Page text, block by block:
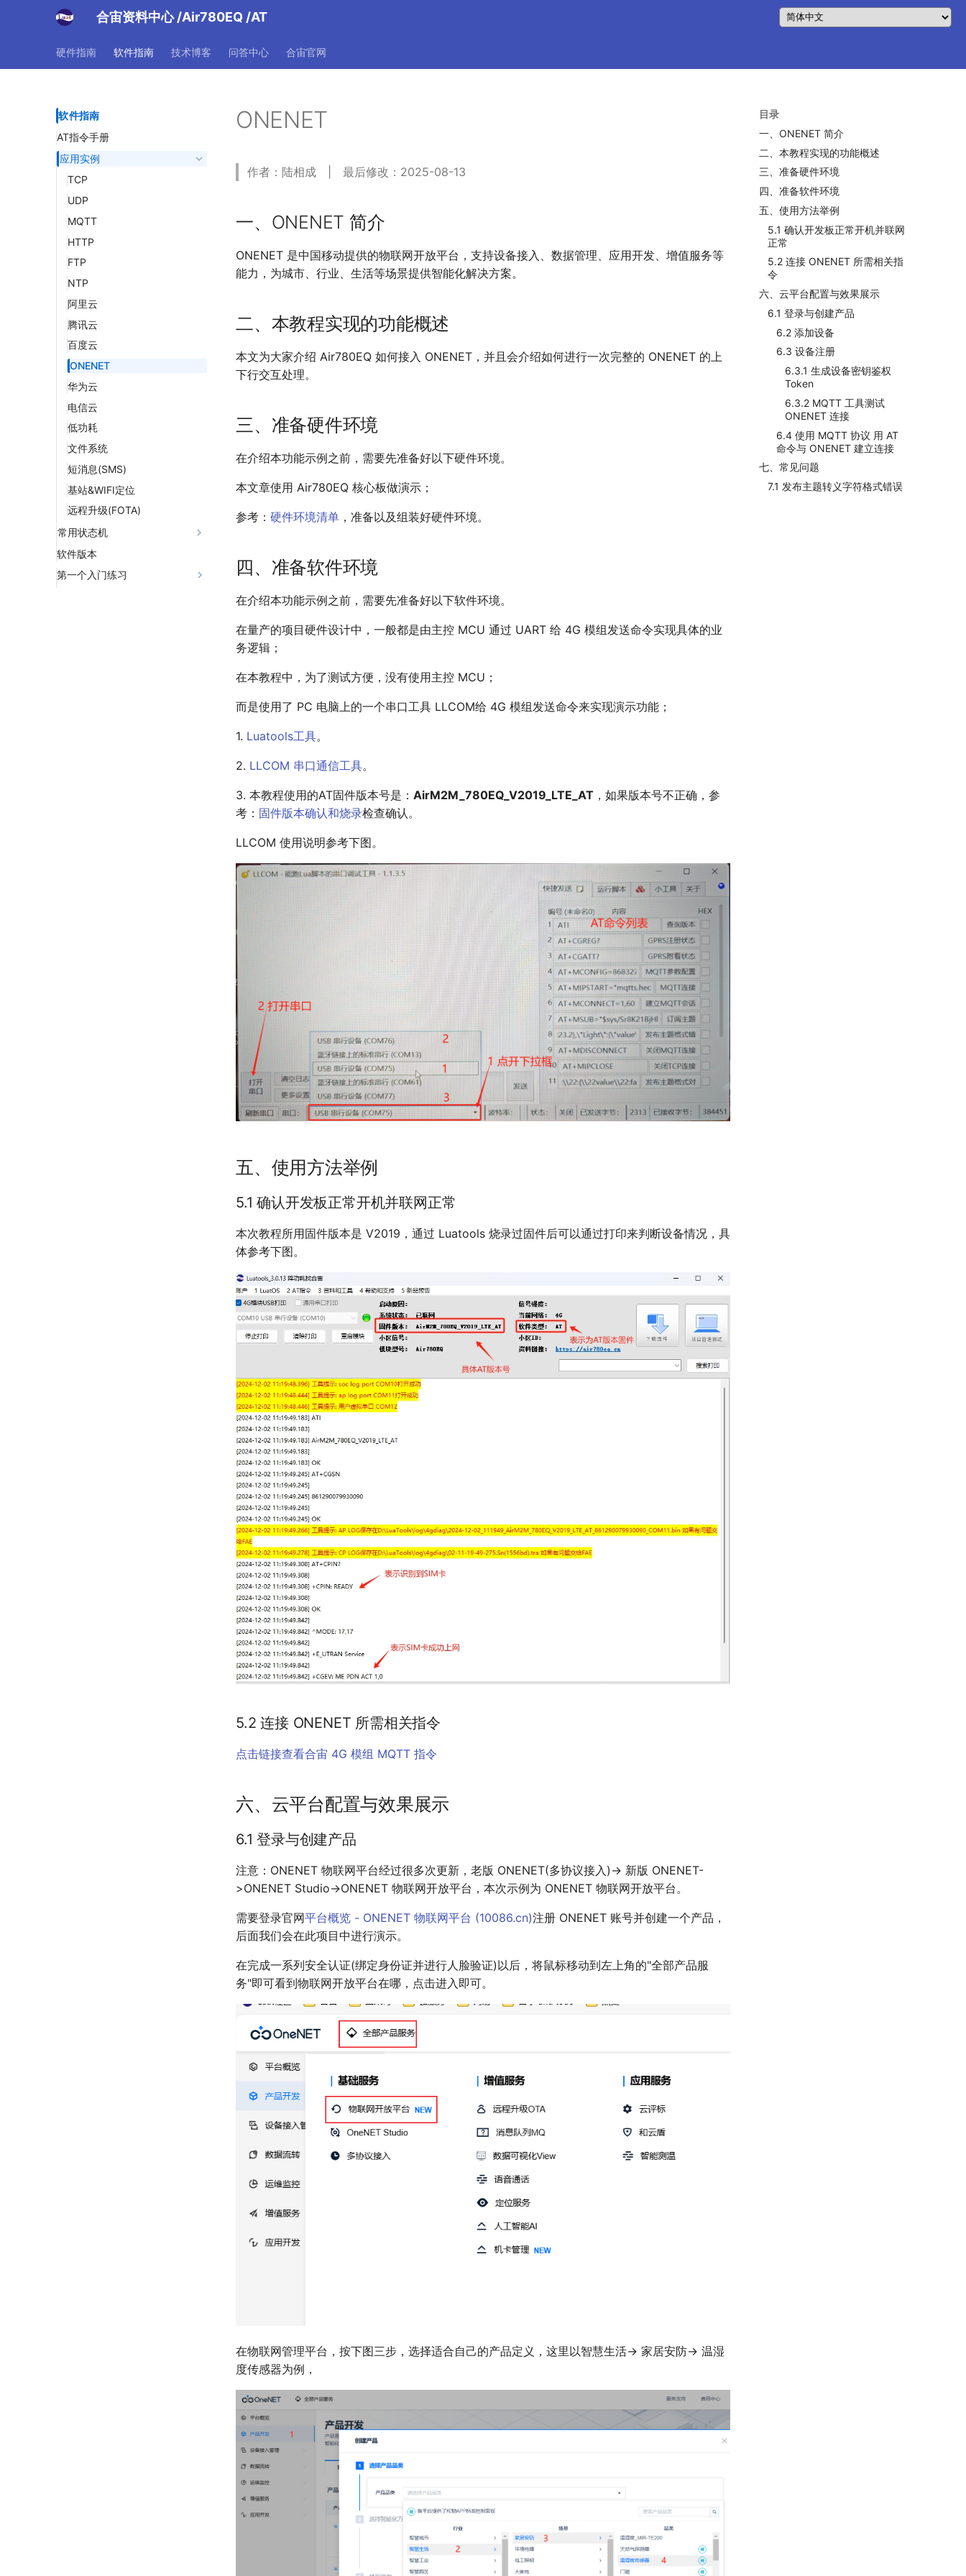
合宙资料中心 /Air780EQ /AT
硬件指南 软件指南 技术博客 问答中心 合宙官网
软件指南
AT指令手册
应用实例
TCP
UDP
MQTT
HTTP
FTP
NTP
阿里云
腾讯云
百度云
ONENET
华为云
电信云
低功耗
文件系统
短消息(SMS)
基站&WIFI定位
远程升级(FOTA)
常用状态机
网络状态机
TCP状态机
软件版本
第一个入门练习
目录
一、ONENET 简介
二、本教程实现的功能概述
三、准备硬件环境
四、准备软件环境
五、使用方法举例
5.1 确认开发板正常开机并联网
正常
5.2 连接 ONENET 所需相关指
令
六、云平台配置与效果展示
6.1 登录与创建产品
6.2 添加设备
6.3 设备注册
6.3.1 生成设备密钥鉴权
Token
6.3.2 MQTT 工具测试
ONENET 连接
6.4 使用 MQTT 协议 用 AT
命令与 ONENET 建立连接
七、常见问题
7.1 发布主题转义字符格式错误
ONENET
作者：陆相成 | 最后修改：2025-08-13
一、ONENET 简介
ONENET 是中国移动提供的物联网开放平台，支持设备接入、数据管理、应用开发、增值服务等
能力，为城市、行业、生活等场景提供智能化解决方案。
二、本教程实现的功能概述
本文为大家介绍 Air780EQ 如何接入 ONENET，并且会介绍如何进行一次完整的 ONENET 的上
下行交互处理。
三、准备硬件环境
在介绍本功能示例之前，需要先准备好以下硬件环境。
本文章使用 Air780EQ 核心板做演示；
参考： 硬件环境清单 ，准备以及组装好硬件环境。
四、准备软件环境
在介绍本功能示例之前，需要先准备好以下软件环境。
在量产的项目硬件设计中，一般都是由主控 MCU 通过 UART 给 4G 模组发送命令实现具体的业
务逻辑；
在本教程中，为了测试方便，没有使用主控 MCU；
而是使用了 PC 电脑上的一个串口工具 LLCOM给 4G 模组发送命令来实现演示功能；
1. Luatools工具。
2. LLCOM 串口通信工具。
3. 本教程使用的AT固件版本号是： AirM2M_780EQ_V2019_LTE_AT ，如果版本号不正确，参
考： 固件版本确认和烧录检查确认。
LLCOM 使用说明参考下图。
五、使用方法举例
5.1 确认开发板正常开机并联网正常
本次教程所用固件版本是 V2019，通过 Luatools 烧录过固件后可以通过打印来判断设备情况，具
体参考下图。
5.2 连接 ONENET 所需相关指令
点击链接查看合宙 4G 模组 MQTT 指令
六、云平台配置与效果展示
6.1 登录与创建产品
注意：ONENET 物联网平台经过很多次更新，老版 ONENET(多协议接入)-> 新版 ONENET-
>ONENET Studio->ONENET 物联网开放平台，本次示例为 ONENET 物联网开放平台。
需要登录官网平台概览 - ONENET 物联网平台 (10086.cn)注册 ONENET 账号并创建一个产品，
后面我们会在此项目中进行演示。
在完成一系列安全认证(绑定身份证并进行人脸验证)以后，将鼠标移动到左上角的"全部产品服
务"即可看到物联网开放平台在哪，点击进入即可。
在物联网管理平台，按下图三步，选择适合自己的产品定义，这里以智慧生活-> 家居安防-> 温湿
度传感器为例，